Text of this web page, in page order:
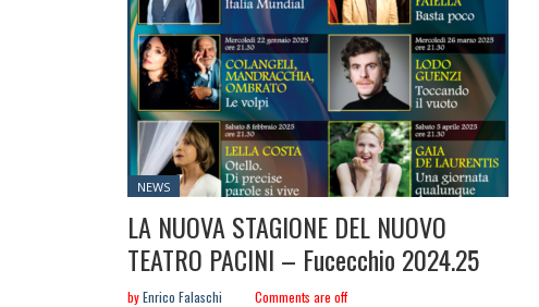
Posted
NEWS
LA NUOVA STAGIONE DEL NUOVO
TEATRO PACINI – Fucecchio 2024.25
byEnrico Falaschi Comments are off